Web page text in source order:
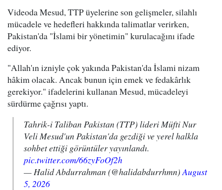
Videoda Mesud, TTP üyelerine son gelişmeler, silahlı
mücadele ve hedefleri hakkında talimatlar verirken,
Pakistan'da "İslami bir yönetimin" kurulacağını ifade
ediyor.
"Allah'ın izniyle çok yakında Pakistan'da İslami nizam
hâkim olacak. Ancak bunun için emek ve fedakârlık
gerekiyor." ifadelerini kullanan Mesud, mücadeleyi
sürdürme çağrısı yaptı.
Tahrik-i Taliban Pakistan (TTP) lideri Müfti Nur
Veli Mesud'un Pakistan'da gezdiği ve yerel halkla
sohbet ettiği görüntüler yayınlandı.
pic.twitter.com/66zyFoOf2h
— Halid Abdurrahman (@halidabdurrhmn) August
5, 2026